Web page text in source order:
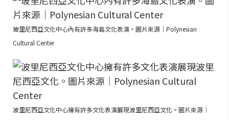
玻里尼西亞文化中心內有許多海島文化表演。圖片來源｜Polynesian
Cultural Center
波里尼西亞文化中心擁有許多文化表演展現波里尼西亞文化。圖片來源｜